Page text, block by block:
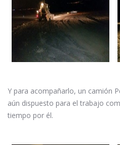
Y para acompañarlo, un camión
aún dispuesto para el trabajo
tiempo por él.